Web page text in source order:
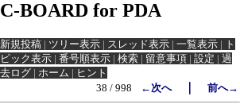
C-BOARD for PDA
新規投稿 | ツリー表示 | スレッド表示 | 一覧表示 | ト
ピック表示 | 番号順表示 | 検索 | 留意事項 | 設定 | 過
去ログ | ホーム | ヒント
38 / 998
←次へ｜ 前へ→